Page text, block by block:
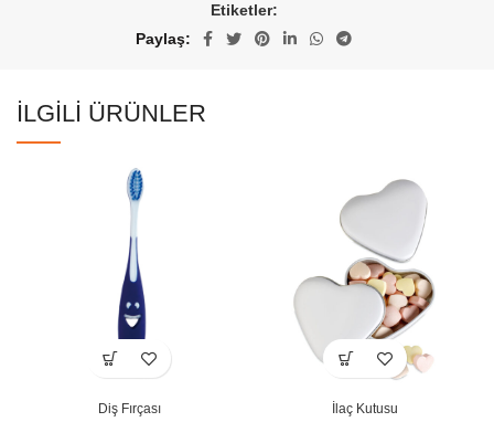
Etiketler:
Paylaş
İLGILI ÜRÜNLER
Diş Fırçası İlaç Kutusu